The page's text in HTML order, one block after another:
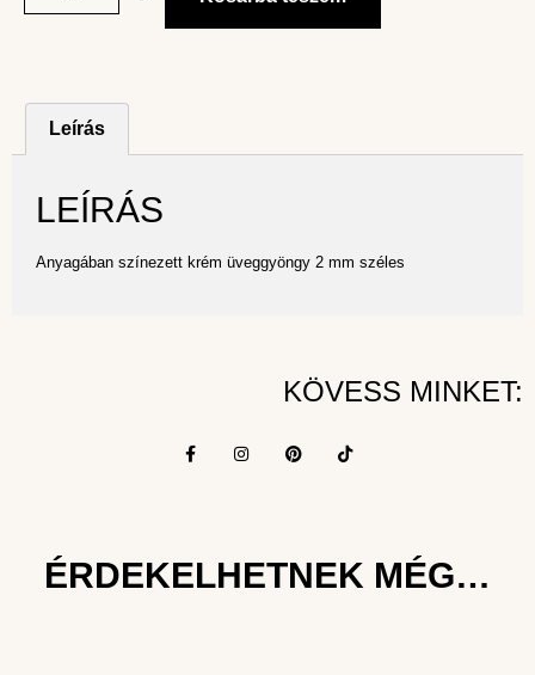
Leírás
LEÍRÁS
Anyagában színezett krém üveggyöngy 2 mm széles
KÖVESS MINKET:
ÉRDEKELHETNEK MÉG…